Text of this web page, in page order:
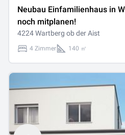
Neubau Einfamilienhaus in
noch mitplanen!
4224 Wartberg ob der Aist
4 Zimmer 140 ㎡